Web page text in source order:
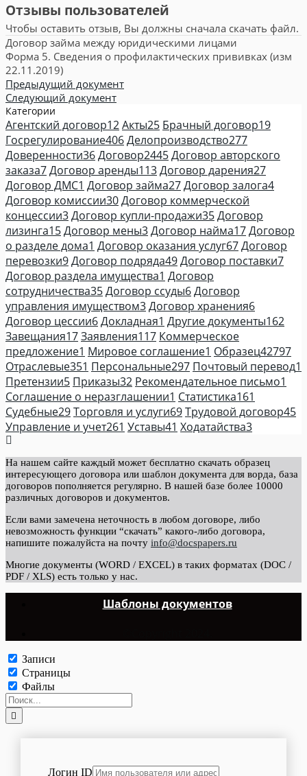
Отзывы пользователей
Чтобы оставить отзыв, Вы должны сначала скачать файл.
Договор займа между юридическими лицами
Форма 5. Сведения о профилактических прививках (изм
22.11.2019)
Предыдущий документ
Следующий документ
Категории
Агентский договор12Акты25 Брачный договор19
Госрегулирование406Делопроизводство277
Доверенности36Договор2445Договор авторского
заказа7Договор аренды113Договор дарения27
Договор ДМС1 Договор займа27Договор залога4
Договор комиссии30Договор коммерческой
концессии3Договор купли-продажи35Договор
лизинга15Договор мены3Договор найма17Договор
о разделе дома1 Договор оказания услуг67Договор
перевозки9Договор подряда49Договор поставки7
Договор раздела имущества1 Договор
сотрудничества35Договор ссуды6Договор
управления имуществом3Договор хранения6
Договор цессии6Докладная1 Другие документы162
Завещания17Заявления117 Коммерческое
предложение1 Мировое соглашение1 Образец42797
Отраслевые351 Персональные297 Почтовый перевод1
Претензии5 Приказы32 Рекомендательное письмо1
Соглашение о неразглашении1 Статистика161
Судебные29Торговля и услуги69Трудовой договор45
Управление и учет261 Уставы41 Ходатайства3
На нашем сайте каждый может бесплатно скачать образец
интересующего договора или шаблон документа для ворда, база
договоров пополняется регулярно. В нашей базе более 10000
различных договоров и документов.
Если вами замечена неточность в любом договоре, либо
невозможность функции “скачать” какого-либо договора,
напишите пожалуйста на почту info@docspapers.ru
Многие документы (WORD / EXCEL) в таких форматах (DOC /
PDF / XLS) есть только у нас.
Шаблоны документов
Записи
Страницы
Файлы
Логин ID